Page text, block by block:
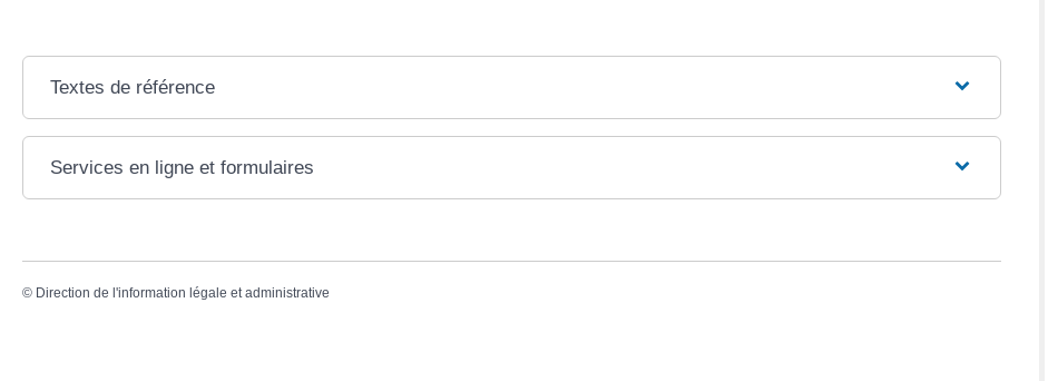
Textes de référence
Services en ligne et formulaires
© Direction de l'information légale et administrative